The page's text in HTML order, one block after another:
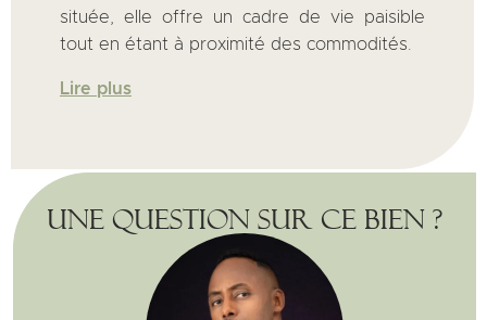
située, elle offre un cadre de vie paisible
tout en étant à proximité des commodités.
Lire plus
Une question sur ce bien ?